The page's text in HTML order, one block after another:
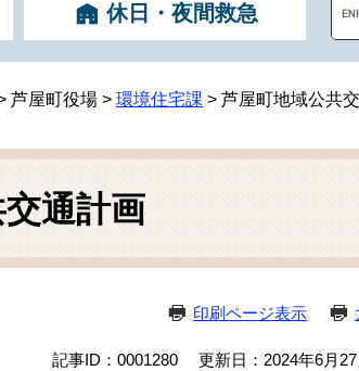
休日・夜間救急
o
g
l
e
ス
芦屋町役場 > 環境住宅課 > 芦屋町地域公共
通計画
印刷ページ表示
記事ID：0001280 更新日：2024年6月